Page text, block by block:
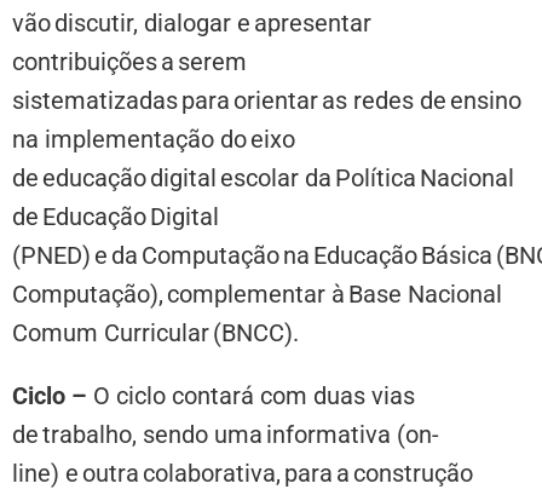
vão discutir, dialogar e apresentar
contribuições a serem
sistematizadas para orientar as redes de ensino
na implementação do eixo
de educação digital escolar da Política Nacional
de Educação Digital
(PNED) e da Computação na Educação Básica
Computação), complementar à Base Nacional
Comum Curricular (BNCC).
Ciclo – O ciclo contará com duas vias
de trabalho, sendo uma informativa (on-
line) e outra colaborativa, para a construção